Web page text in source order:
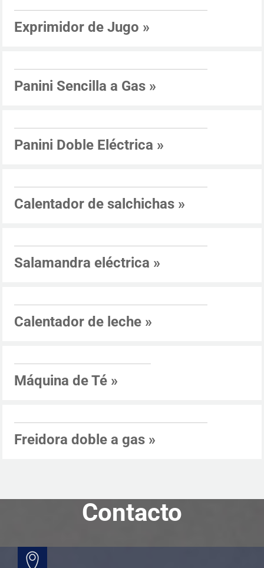
Exprimidor de Jugo »
Panini Sencilla a Gas »
Panini Doble Eléctrica »
Calentador de salchichas »
Salamandra eléctrica »
Calentador de leche »
Máquina de Té »
Freidora doble a gas »
Contacto